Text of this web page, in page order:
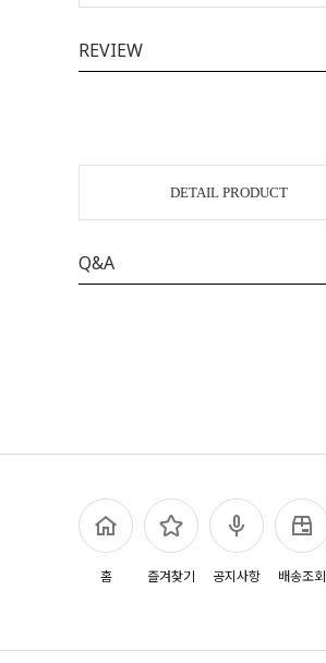
REVIEW
DETAIL PRODUCT
Q&A
홈 즐겨찾기 공지사항 배송조회